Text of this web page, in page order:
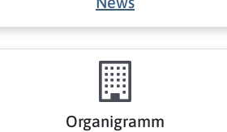
Organigramm